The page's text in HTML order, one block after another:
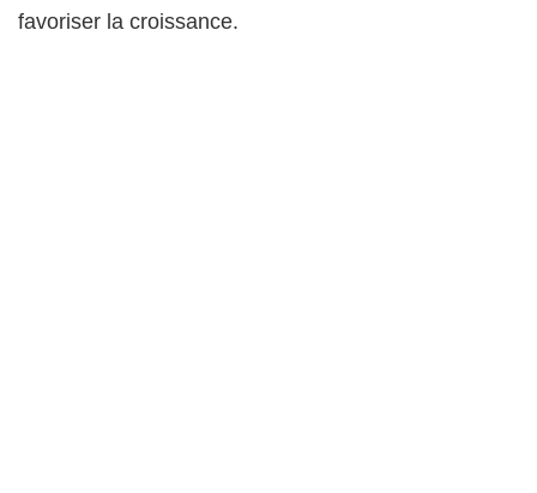
favoriser la croissance.